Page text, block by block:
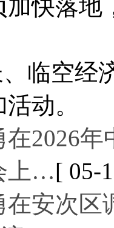
快落地
临空经
动。
在2026年
上…[ 05-
在安次区